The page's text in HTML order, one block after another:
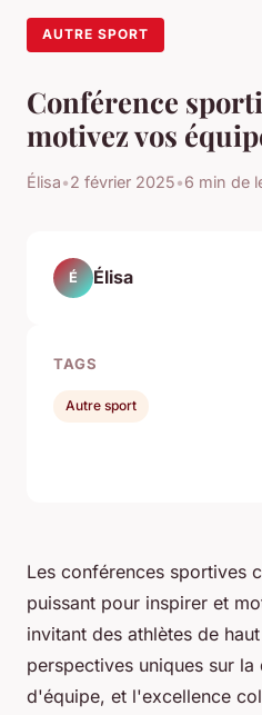
AUTRE SPORT
Conférence
motivez vos
Élisa•2 février 2025•6 min de
Les conférences sportives
puissant pour inspirer et
invitant des athlètes de
perspectives uniques sur
d'équipe, et l'excellence
É Élisa
TAGS
Autre sport